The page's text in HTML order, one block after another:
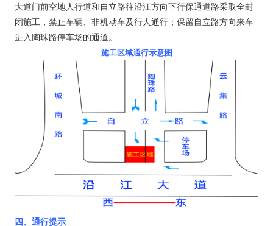
大道门前空地人行道和自立路往沿江方向下行保通道路采取全封
闭施工，禁止车辆、非机动车及行人通行；保留自立路方向来车
进入陶珠路停车场的通道。
施工区域通行示意图
四、通行提示